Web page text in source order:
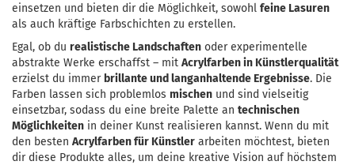
einsetzen und bieten dir die Möglichkeit, sowohl feine Lasuren
als auch kräftige Farbschichten zu erstellen.
Egal, ob du realistische Landschaften oder experimentelle
abstrakte Werke erschaffst – mit Acrylfarben in Künstlerqualität
erzielst du immer brillante und langanhaltende Ergebnisse. Die
Farben lassen sich problemlos mischen und sind vielseitig
einsetzbar, sodass du eine breite Palette an technischen
Möglichkeiten in deiner Kunst realisieren kannst. Wenn du mit
den besten Acrylfarben für Künstler arbeiten möchtest, bieten
dir diese Produkte alles, um deine kreative Vision auf höchstem